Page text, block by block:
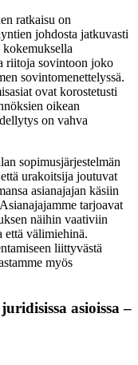
ratkaisu on
johdosta jatkuvasti
riitoja sovintoon joko
sovintomenettelyssä.
ovat korostetusti
oikean
on vahva
sopimusjärjestelmän
urakoitsija joutuvat
asianajajan käsiin
tarjoavat
näihin vaativiin
että välimiehinä.
liittyvästä
myös
asioissa –